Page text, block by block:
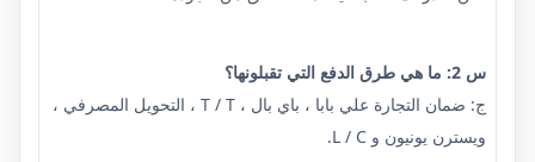
س 2: ما هي طرق الدفع التي تقبلونها؟
ج: ضمان التجارة علي بابا ، باي بال ، T / T ، التحويل المصرفي ،
ويسترن يونيون و L / C.